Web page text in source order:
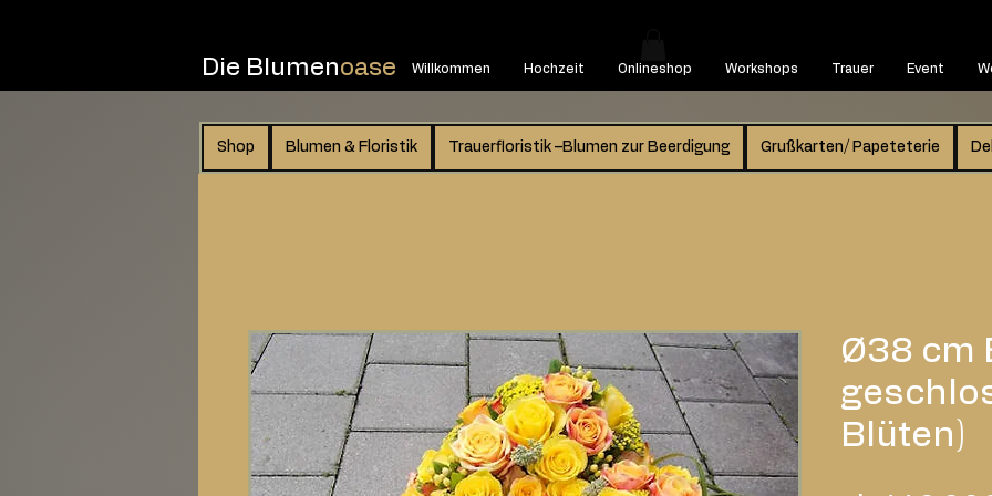
Die Blumenoase Willkommen Hochzeit Onlineshop Workshops Trauer Event
Shop Blumen & Floristik Trauerfloristik –Blumen zur Beerdigung Grußkarten/ Papeteterie
Ø38 cm
Blüten)